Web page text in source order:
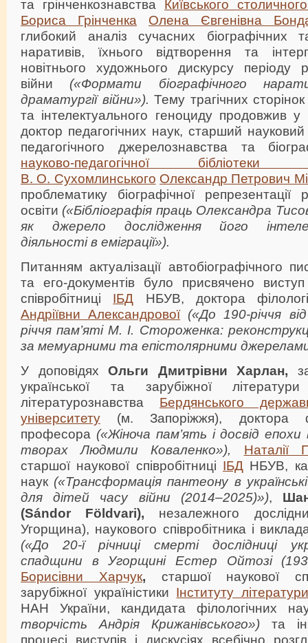
та грінченкознавства Київського
Бориса Грінченка
Олена Євгенівна
глибокий аналіз сучасних біографічних
наративів, їхнього відтворення та
новітнього художнього дискурсу періоду
війни («Формати біографічного
драматургії війни»). Тему трагічних сторінок
та інтелектуального геноциду продовжив у
доктор педагогічних наук, старший науковий
педагогічного джерелознавства та
науково-педагогічної
В. О. Сухомлинського Олександр Петрович
проблематику біографічної репрезентації
освіти («Бібліографія праць Олександра
як джерело дослідження його
діяльності в еміграції»).
Питанням актуалізації автобіографічного
та его-документів було присвячено виступ
співробітниці ІБД НБУВ, доктора
Андріївни Александрової («До 190-річчя
річчя пам’яті М. І. Стороженка:
за мемуарними та епістолярними
У доповідях Ольги Дмитрівни Харлан,
української та зарубіжної
літературознавства Бердянського
університету (м. Запоріжжя), доктора
професора («Жіноча пам’ять і досвід
творах Людмили Коваленко»),
Наталії
старшої наукової співробітниці ІБД НБУВ,
наук («Трансформація пантеону в
для дітей часу війни (2014–2025)»),
(Sándor Földvari), незалежного
Угорщина), наукового співробітника і
(«До 20-ї річниці смерті дослідниці
спадщини в Угорщині Естер Ойтозі
Борисівни Харчук, старшої наукової
зарубіжної україністики Інституту
НАН України, кандидата філологічних
творчість Андрія Крижанівського») та
процесі виступів і дискусіях всебічно